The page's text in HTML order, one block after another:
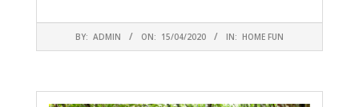
04-
BY: ADMIN ON: 15/04/2020 IN: HOME FUN